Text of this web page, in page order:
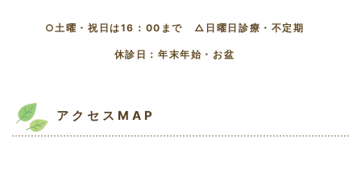
○土曜・祝日は16：00まで △日曜日診療・不定期
休診日：年末年始・お盆
アクセスMAP